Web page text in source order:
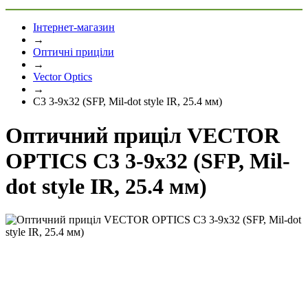
Інтернет-магазин
→
Оптичні приціли
→
Vector Optics
→
C3 3-9x32 (SFP, Mil-dot style IR, 25.4 мм)
Оптичний приціл VECTOR
OPTICS C3 3-9x32 (SFP, Mil-
dot style IR, 25.4 мм)